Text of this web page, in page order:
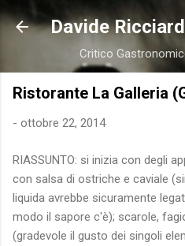
Passa ai
Davide
Critico
Ristorante La Galleria
- ottobre 22, 2014
RIASSUNTO: si inizia con degli
con salsa di ostriche e caviale
liquida avrebbe sicuramente
modo il sapore c'è); scarole,
(gradevole il gusto dei singoli